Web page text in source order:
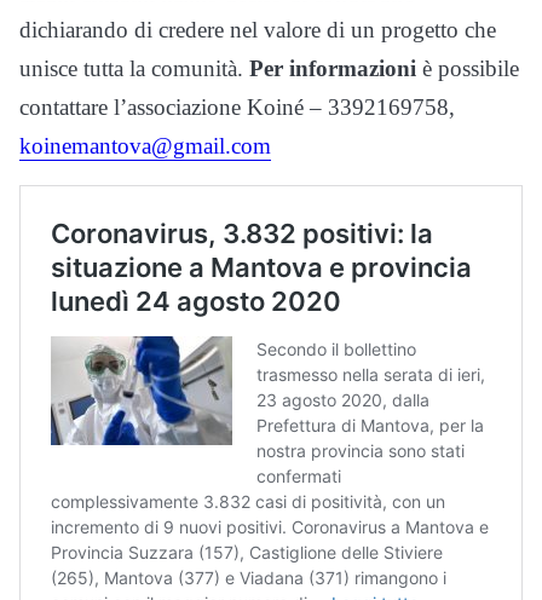
dichiarando di credere nel valore di un progetto che
unisce tutta la comunità. Per informazioni è possibile
contattare l’associazione Koiné – 3392169758,
koinemantova@gmail.com